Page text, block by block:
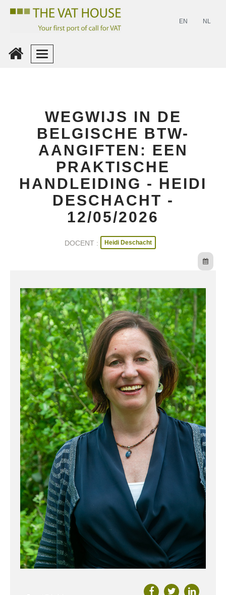
EN NL
WEGWIJS IN DE
BELGISCHE BTW-
AANGIFTEN: EEN
PRAKTISCHE
HANDLEIDING - HEIDI
DESCHACHT -
12/05/2026
DOCENT : Heidi Deschacht